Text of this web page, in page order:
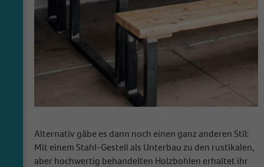
Alternativ gäbe es dann noch einen ganz anderen Stil:
Mit einem Stahl-Gestell als Unterbau zu den rustikalen,
aber hochwertig behandelten Holzbohlen erhaltet ihr
have come from, and the pages visited in an
anonymous form.
_dt_gtml
Google Tagmanager
Laufzeit 1 Day
This cookie is installed by Google Analytics.
The cookie is used to store information of
how visitors use a website and helps in